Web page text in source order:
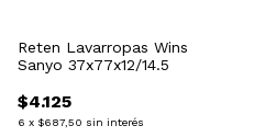
Reten Lavarropas Wins
Sanyo 37x77x12/14.5
$4.125
6 x $687,50 sin interés